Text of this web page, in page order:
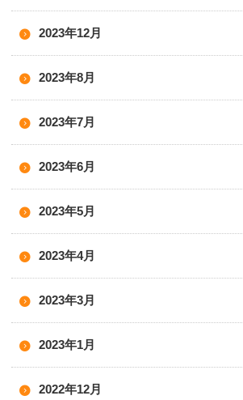
2023年12月
2023年8月
2023年7月
2023年6月
2023年5月
2023年4月
2023年3月
2023年1月
2022年12月